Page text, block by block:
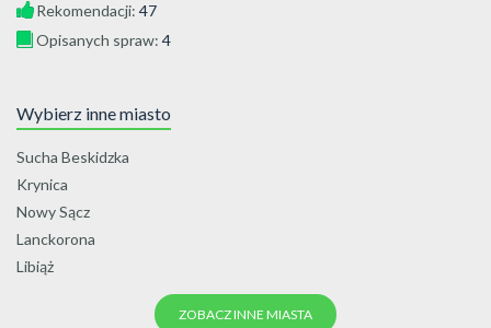
Rekomendacji: 47
Opisanych spraw: 4
Wybierz inne miasto
Sucha Beskidzka
Krynica
Nowy Sącz
Lanckorona
Libiąż
ZOBACZ INNE MIASTA